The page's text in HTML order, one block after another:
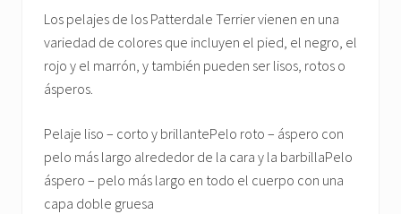
Los pelajes de los Patterdale Terrier vienen en una
variedad de colores que incluyen el pied, el negro, el
rojo y el marrón, y también pueden ser lisos, rotos o
ásperos.
Pelaje liso – corto y brillantePelo roto – áspero con
pelo más largo alrededor de la cara y la barbillaPelo
áspero – pelo más largo en todo el cuerpo con una
capa doble gruesa